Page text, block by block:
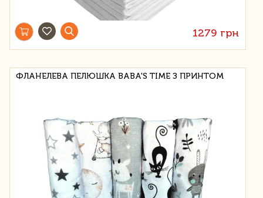
1279 грн
ФЛАНЕЛЕВА ПЕЛЮШКА BABA'S TIME З ПРИНТОМ